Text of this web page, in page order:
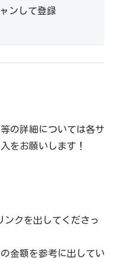
ンして登録
の詳細については各サ
をお願いします！
ンクを出してくださっ
金額を参考に出してい